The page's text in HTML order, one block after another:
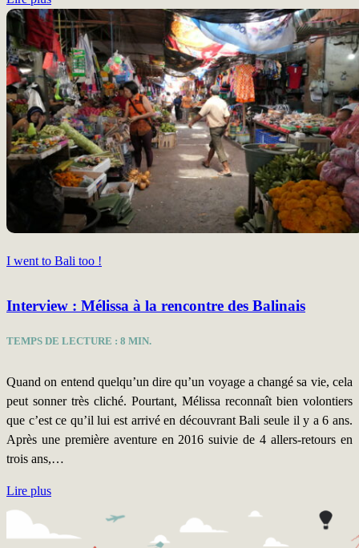
I went to Bali too !
Interview : Mélissa à la rencontre des Balinais
TEMPS DE LECTURE : 8 MIN.
Quand on entend quelqu’un dire qu’un voyage a changé sa vie, cela
peut sonner très cliché. Pourtant, Mélissa reconnaît bien volontiers
que c’est ce qu’il lui est arrivé en découvrant Bali seule il y a 6 ans.
Après une première aventure en 2016 suivie de 4 allers-retours en
trois ans,…
Lire plus